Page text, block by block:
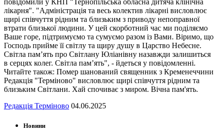
повідомили у КНП "Тернопільська обласна дитяча клінічна
лікарня". "Адміністрація та весь колектив лікарні висловлює
щирі співчуття рідним та близьким з приводу непоправної
втрати близької людини. У цей скорботний час ми поділяємо
Ваше горе, підтримуємо та сумуємо разом із Вами. Віримо, що
Господь прийме її світлу та щиру душу в Царство Небесне.
Світла пам’ять про Світлану Юліанівну назавжди залишиться
в серцях колег. Світла пам’ять", - йдеться у повідомленні.
Читайте також: Помер шанований священник з Кременеччини
Редакція "Терміново" висловлює щирі співчуття рідним та
близьким Світлани. Хай спочиває з миром. Вічна пам'ять.
Редакція Терміново 04.06.2025
Новини